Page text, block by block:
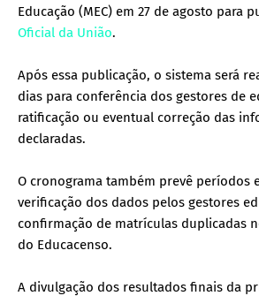
Educação (MEC) em 27 de agosto para
Oficial da União.
Após essa publicação, o sistema será
dias para conferência dos gestores de
ratificação ou eventual correção das
declaradas.
O cronograma também prevê períodos
verificação dos dados pelos gestores
confirmação de matrículas duplicadas
do Educacenso.
A divulgação dos resultados finais da